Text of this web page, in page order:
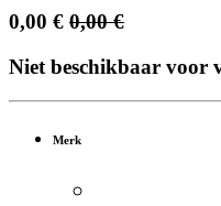
0,00 € 0,00€
Niet beschikbaar voor
Merk